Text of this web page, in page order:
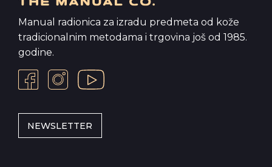
Manual radionica za izradu predmeta od kože
tradicionalnim metodama i trgovina još od 1985.
godine.
NEWSLETTER